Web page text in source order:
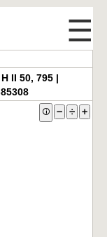
☰
II 50, 795 |